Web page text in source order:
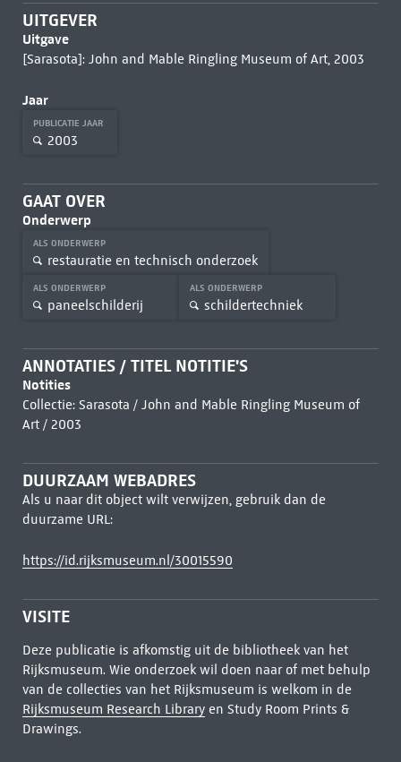
UITGEVER
Uitgave
[Sarasota]: John and Mable Ringling Museum of Art, 2003
Jaar
PUBLICATIE JAAR
2003
GAAT OVER
Onderwerp
ALS ONDERWERP
restauratie en technisch onderzoek
ALS ONDERWERP
paneelschilderij
ALS ONDERWERP
schildertechniek
ANNOTATIES / TITEL NOTITIE'S
Notities
Collectie: Sarasota / John and Mable Ringling Museum of
Art / 2003
DUURZAAM WEBADRES
Als u naar dit object wilt verwijzen, gebruik dan de
duurzame URL:
https://id.rijksmuseum.nl/30015590
VISITE
Deze publicatie is afkomstig uit de bibliotheek van het
Rijksmuseum. Wie onderzoek wil doen naar of met behulp
van de collecties van het Rijksmuseum is welkom in de
Rijksmuseum Research Libraryen Study Room Prints &
Drawings.